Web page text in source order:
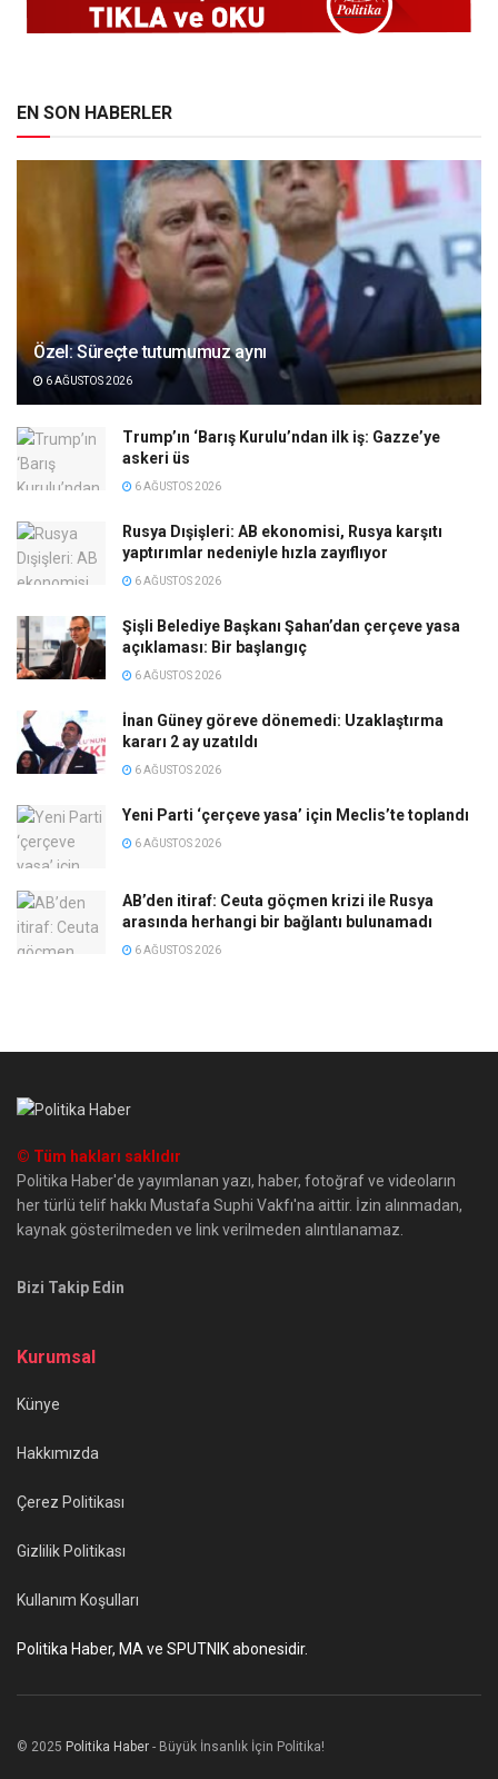
EN SON HABERLER
Özel: Süreçte tutumumuz aynı
6 AĞUSTOS 2026
Trump’ın ‘Barış Kurulu’ndan ilk iş: Gazze’ye
askeri üs
6 AĞUSTOS 2026
Rusya Dışişleri: AB ekonomisi, Rusya karşıtı
yaptırımlar nedeniyle hızla zayıflıyor
6 AĞUSTOS 2026
Şişli Belediye Başkanı Şahan’dan çerçeve yasa
açıklaması: Bir başlangıç
6 AĞUSTOS 2026
İnan Güney göreve dönemedi: Uzaklaştırma
kararı 2 ay uzatıldı
6 AĞUSTOS 2026
Yeni Parti ‘çerçeve yasa’ için Meclis’te toplandı
6 AĞUSTOS 2026
AB’den itiraf: Ceuta göçmen krizi ile Rusya
arasında herhangi bir bağlantı bulunamadı
6 AĞUSTOS 2026
© Tüm hakları saklıdır
Politika Haber'de yayımlanan yazı, haber, fotoğraf ve videoların
her türlü telif hakkı Mustafa Suphi Vakfı'na aittir. İzin alınmadan,
kaynak gösterilmeden ve link verilmeden alıntılanamaz.
Bizi Takip Edin
Kurumsal
Künye
Hakkımızda
Çerez Politikası
Gizlilik Politikası
Kullanım Koşulları
Politika Haber, MA ve SPUTNIK abonesidir.
© 2025 Politika Haber - Büyük İnsanlık İçin Politika!